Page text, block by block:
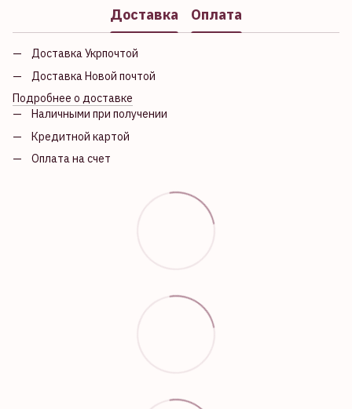
Доставка Оплата
Доставка Укрпочтой
Доставка Новой почтой
Подробнее о доставке
Наличными при получении
Кредитной картой
Оплата на счет